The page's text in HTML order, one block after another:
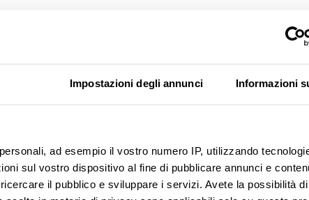
Impostazioni degli annunci Informazioni
ad esempio il vostro numero IP, utilizzando
sul vostro dispositivo al fine di pubblicare annunci e
il pubblico e sviluppare i servizi. Avete la possibilità
risultato di ricerca